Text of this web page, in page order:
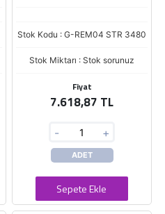
Stok Kodu : G-REM04 STR 3480
Stok Miktarı : Stok sorunuz
Fiyat
7.618,87 TL
- +
ADET
Sepete Ekle